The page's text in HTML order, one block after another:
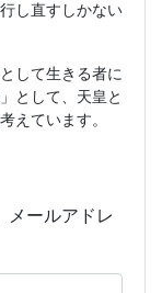
し直すしかない
して生きる者に
として、天皇と
えています。
メールアドレ